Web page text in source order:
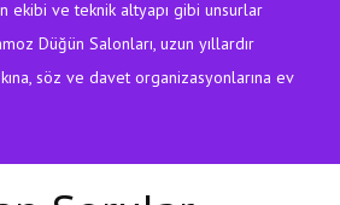
ekibi ve teknik altyapı gibi unsurlar
Düğün Salonları, uzun yıllardır
söz ve davet organizasyonlarına ev